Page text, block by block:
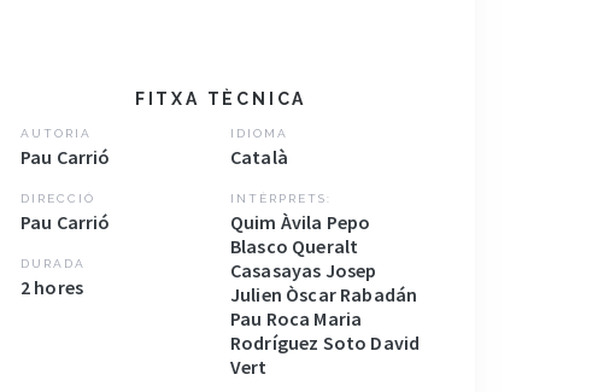
FITXA TÈCNICA
AUTORIA
Pau Carrió
DIRECCIÓ
Pau Carrió
DURADA
2 hores
IDIOMA
Català
INTÈRPRETS:
Quim Àvila Pepo
Blasco Queralt
Casasayas Josep
Julien Òscar Rabadán
Pau Roca Maria
Rodríguez Soto David
Vert